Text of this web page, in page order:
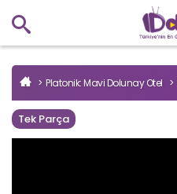
Platonik: Mavi Dolunay Otel
Tek Parça